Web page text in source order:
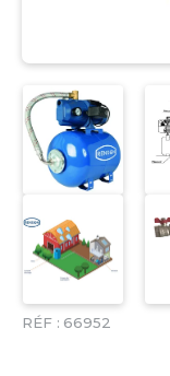
RÉF : 66952